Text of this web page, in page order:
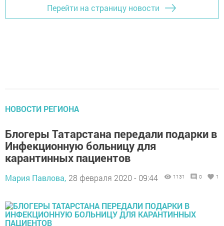
Перейти на страницу новости
НОВОСТИ РЕГИОНА
Блогеры Татарстана передали подарки в
Инфекционную больницу для
карантинных пациентов
Мария Павлова, 28 февраля 2020 - 09:44 1131 0 1